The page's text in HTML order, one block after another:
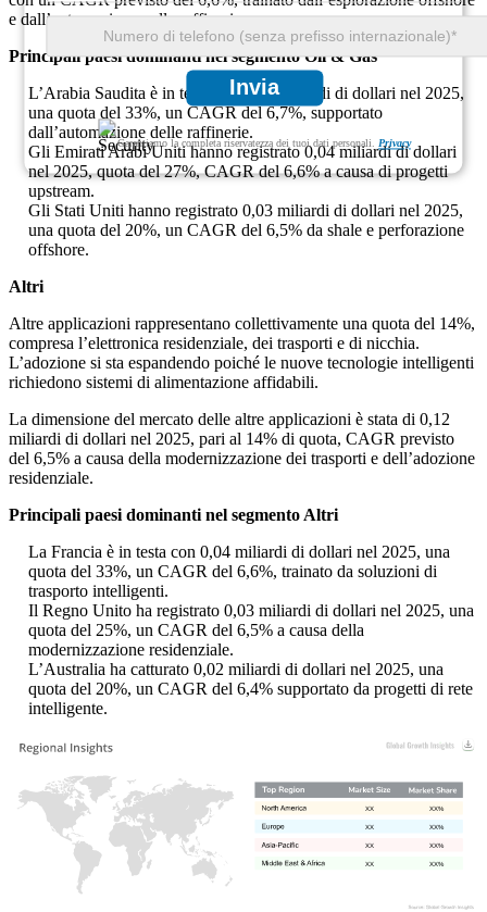
Invia
Garantiamo la completa riservatezza dei tuoi dati personali. Privacy
e dall’automazione nelle raffinerie.
Principali paesi dominanti nel segmento Oil & Gas
L’Arabia Saudita è in testa con 0,05 miliardi di dollari nel 2025,
una quota del 33%, un CAGR del 6,7%, supportato
dall’automazione delle raffinerie.
Gli Emirati Arabi Uniti hanno registrato 0,04 miliardi di dollari
nel 2025, quota del 27%, CAGR del 6,6% a causa di progetti
upstream.
Gli Stati Uniti hanno registrato 0,03 miliardi di dollari nel 2025,
una quota del 20%, un CAGR del 6,5% da shale e perforazione
offshore.
Altri
Altre applicazioni rappresentano collettivamente una quota del 14%,
compresa l’elettronica residenziale, dei trasporti e di nicchia.
L’adozione si sta espandendo poiché le nuove tecnologie intelligenti
richiedono sistemi di alimentazione affidabili.
La dimensione del mercato delle altre applicazioni è stata di 0,12
miliardi di dollari nel 2025, pari al 14% di quota, CAGR previsto
del 6,5% a causa della modernizzazione dei trasporti e dell’adozione
residenziale.
Principali paesi dominanti nel segmento Altri
La Francia è in testa con 0,04 miliardi di dollari nel 2025, una
quota del 33%, un CAGR del 6,6%, trainato da soluzioni di
trasporto intelligenti.
Il Regno Unito ha registrato 0,03 miliardi di dollari nel 2025, una
quota del 25%, un CAGR del 6,5% a causa della
modernizzazione residenziale.
L’Australia ha catturato 0,02 miliardi di dollari nel 2025, una
quota del 20%, un CAGR del 6,4% supportato da progetti di rete
intelligente.
XX%
XX
XX%
XX
XX%
XX
XX%
XX